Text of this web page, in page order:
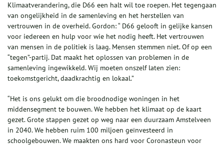
Klimaatverandering, die D66 een halt wil toe roepen. Het tegengaan
van ongelijkheid in de samenleving en het herstellen van
vertrouwen in de overheid. Gordon: “ D66 gelooft in gelijke kansen
voor iedereen en hulp voor wie het nodig heeft. Het vertrouwen
van mensen in de politiek is laag. Mensen stemmen niet. Of op een
“tegen”-partij. Dat maakt het oplossen van problemen in de
samenleving ingewikkeld. Wij moeten onszelf laten zien:
toekomstgericht, daadkrachtig en lokaal.”
“Het is ons gelukt om die broodnodige woningen in het
middensegment te bouwen. We hebben het klimaat op de kaart
gezet. Grote stappen gezet op weg naar een duurzaam Amstelveen
in 2040. We hebben ruim 100 miljoen geïnvesteerd in
schoolgebouwen. We maakten ons hard voor Coronasteun voor